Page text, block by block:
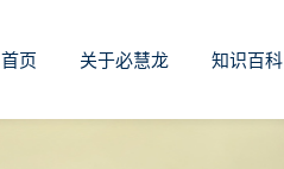
首页 关于必慧龙 知识百科